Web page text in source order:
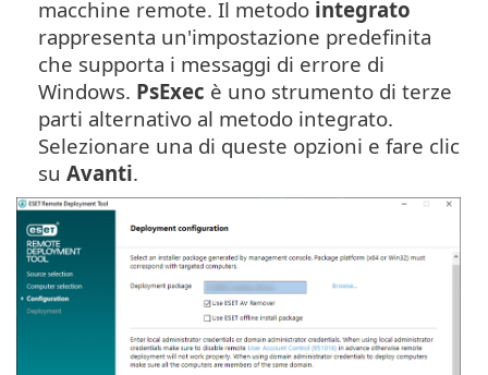
macchine remote. Il metodo integrato
rappresenta un'impostazione predefinita
che supporta i messaggi di errore di
Windows. PsExec è uno strumento di terze
parti alternativo al metodo integrato.
Selezionare una di queste opzioni e fare clic
su Avanti.